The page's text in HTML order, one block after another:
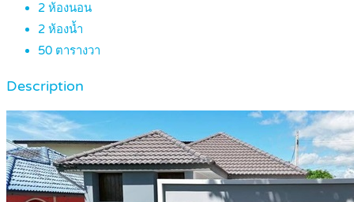
2 ห้องนอน
2 ห้องน้ำ
50 ตารางวา
Description